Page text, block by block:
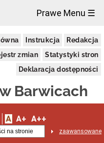
Prawe Menu ☰
Instrukcja
Redakcja
zmian
Statystyki stron
Deklaracja dostępności
Barwicach
A A+ A++
zaawansowane
×